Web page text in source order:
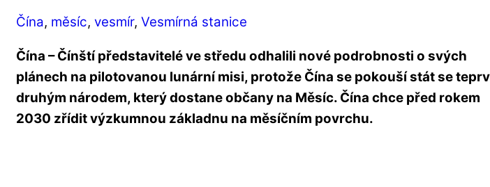
Čína, měsíc, vesmír, Vesmírná stanice
Čína – Čínští představitelé ve středu odhalili nové podrobnosti o svých
plánech na pilotovanou lunární misi, protože Čína se pokouší stát se
druhým národem, který dostane občany na Měsíc. Čína chce před rokem
2030 zřídit výzkumnou základnu na měsíčním povrchu.